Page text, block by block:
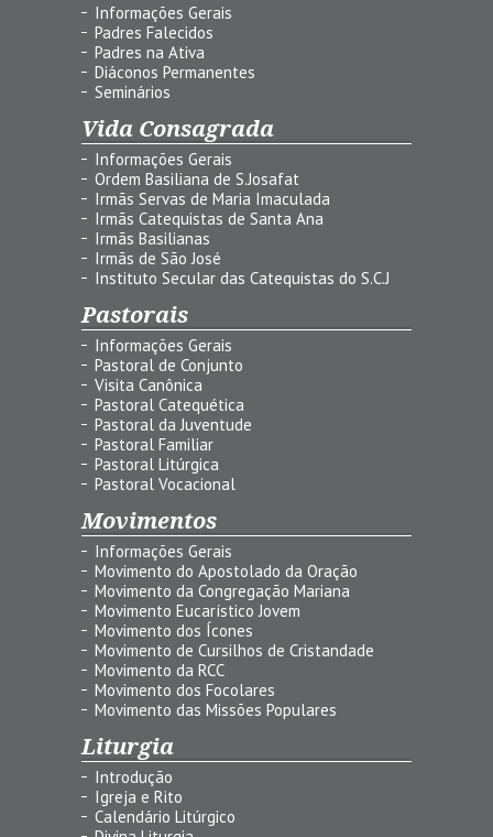
Informações Gerais
Padres Falecidos
Padres na Ativa
Diáconos Permanentes
Seminários
Vida Consagrada
Informações Gerais
Ordem Basiliana de S.Josafat
Irmãs Servas de Maria Imaculada
Irmãs Catequistas de Santa Ana
Irmãs Basilianas
Irmãs de São José
Instituto Secular das Catequistas do S.C.J
Pastorais
Informações Gerais
Pastoral de Conjunto
Visita Canônica
Pastoral Catequética
Pastoral da Juventude
Pastoral Familiar
Pastoral Litúrgica
Pastoral Vocacional
Movimentos
Informações Gerais
Movimento do Apostolado da Oração
Movimento da Congregação Mariana
Movimento Eucarístico Jovem
Movimento dos Ícones
Movimento de Cursilhos de Cristandade
Movimento da RCC
Movimento dos Focolares
Movimento das Missões Populares
Liturgia
Introdução
Igreja e Rito
Calendário Litúrgico